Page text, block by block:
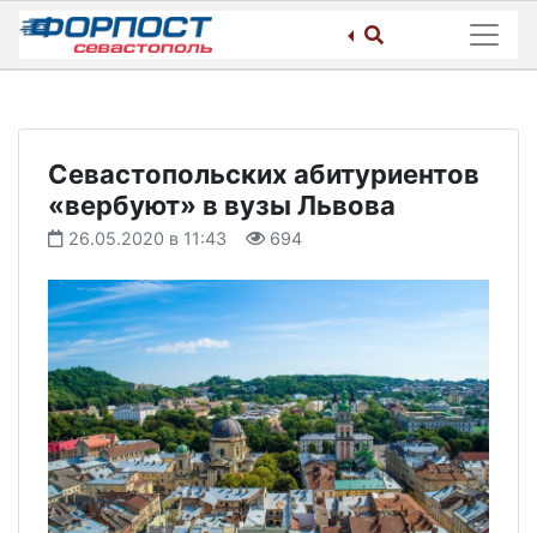
Skip
content
Севастопольских абитуриентов
«вербуют» в вузы Львова
26.05.2020 в 11:43 694